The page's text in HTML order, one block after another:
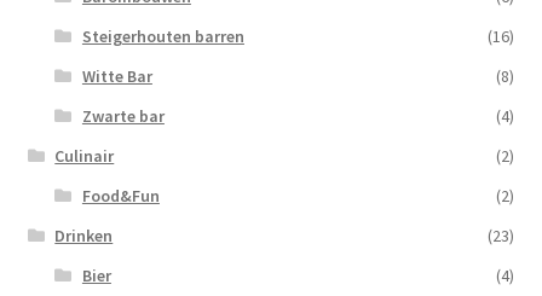
Steigerhouten barren
(16)
Witte Bar
(8)
Zwarte bar
(4)
Culinair
(2)
Food&Fun
(2)
Drinken
(23)
Bier
(4)